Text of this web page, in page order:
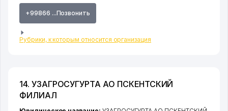
+99866 ...Позвонить
Рубрики, к которым относится организация
14. УЗАГРОСУГУРТА АО ПСКЕНТСКИЙ
ФИЛИАЛ